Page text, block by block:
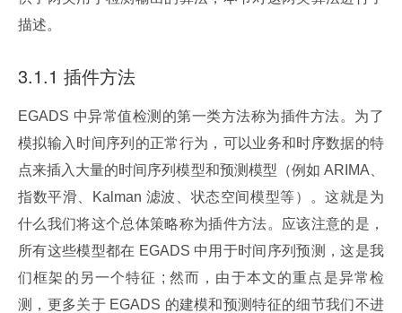
描述。
3.1.1 插件方法
EGADS 中异常值检测的第一类方法称为插件方法。为了
模拟输入时间序列的正常行为，可以业务和时序数据的特
点来插入大量的时间序列模型和预测模型（例如 ARIMA、
指数平滑、Kalman 滤波、状态空间模型等）。这就是为
什么我们将这个总体策略称为插件方法。应该注意的是，
所有这些模型都在 EGADS 中用于时间序列预测，这是我
们框架的另一个特征 ; 然而，由于本文的重点是异常检
测，更多关于 EGADS 的建模和预测特征的细节我们不进